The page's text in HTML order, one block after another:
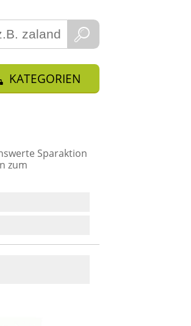
KATEGORIEN
Sparaktion
zum